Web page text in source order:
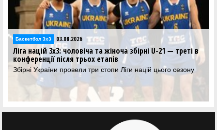
Баскетбол 3х3 03.08.2026
Ліга націй 3х3: чоловіча та жіноча збірні U-21 — треті в
конференції після трьох етапів
Збірні України провели три стопи Ліги націй цього сезону